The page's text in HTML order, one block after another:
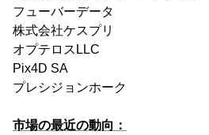
フューバーデータ
株式会社ケスプリ
オプテロスLLC
Pix4D SA
プレシジョンホーク
市場の最近の動向：